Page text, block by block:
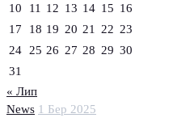
News 1 Бер 2025
10
11 12 13 14 15 16
17
18 19 20 21 22 23
24
25 26 27 28 29 30
31
« Лип